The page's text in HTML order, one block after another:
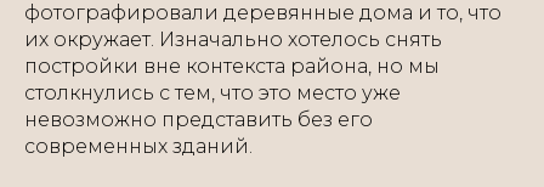
фотографировали деревянные дома и то, что
их окружает. Изначально хотелось снять
постройки вне контекста района, но мы
столкнулись с тем, что это место уже
невозможно представить без его
современных зданий.